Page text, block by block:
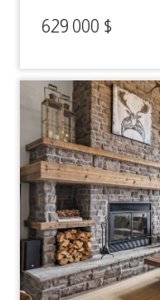
629 000 $